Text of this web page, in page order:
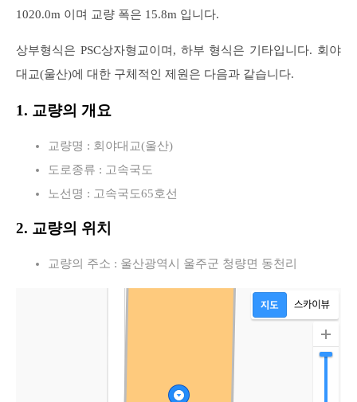
1020.0m 이며 교량 폭은 15.8m 입니다.
상부형식은 PSC상자형교이며, 하부 형식은 기타입니다. 회야
대교(울산)에 대한 구체적인 제원은 다음과 같습니다.
1. 교량의 개요
교량명 : 회야대교(울산)
도로종류 : 고속국도
노선명 : 고속국도65호선
2. 교량의 위치
교량의 주소 : 울산광역시 울주군 청량면 동천리